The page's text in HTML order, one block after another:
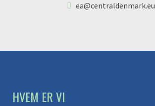
ea@centraldenmark.eu
HVEM ER VI